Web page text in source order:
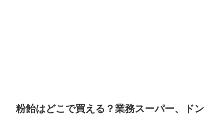
粉飴はどこで買える？業務スーパー、ドン